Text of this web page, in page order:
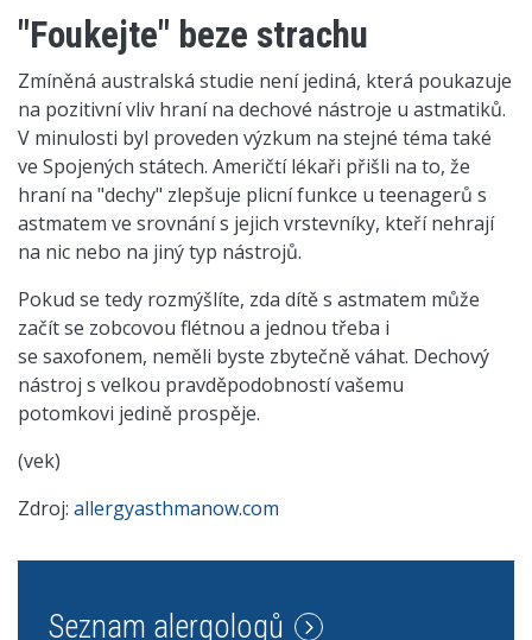
"Foukejte" beze strachu
Zmíněná australská studie není jediná, která poukazuje
na pozitivní vliv hraní na dechové nástroje u astmatiků.
V minulosti byl proveden výzkum na stejné téma také
ve Spojených státech. Američtí lékaři přišli na to, že
hraní na "dechy" zlepšuje plicní funkce u teenagerů s
astmatem ve srovnání s jejich vrstevníky, kteří nehrají
na nic nebo na jiný typ nástrojů.
Pokud se tedy rozmýšlíte, zda dítě s astmatem může
začít se zobcovou flétnou a jednou třeba i
se saxofonem, neměli byste zbytečně váhat. Dechový
nástroj s velkou pravděpodobností vašemu
potomkovi jedině prospěje.
(vek)
Zdroj: allergyasthmanow.com
Seznam alergologů